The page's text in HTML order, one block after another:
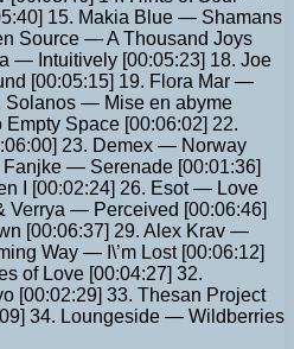
15. Makia Blue — Shamans
Source — A Thousand Joys
— Intuitively [00:05:23] 18. Joe
[00:05:15] 19. Flora Mar —
Solanos — Mise en abyme
Space [00:06:02] 22.
23. Demex — Norway
— Serenade [00:01:36]
I [00:02:24] 26. Esot — Love
Verrya — Perceived [00:06:46]
[00:06:37] 29. Alex Krav —
Way — I\’m Lost [00:06:12]
of Love [00:04:27] 32.
[00:02:29] 33. Thesan Project
34. Loungeside — Wildberries